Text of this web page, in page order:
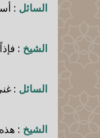
السائل :
الشيخ :
السائل :
الشيخ :